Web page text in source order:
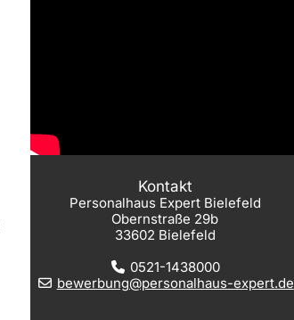
Kontakt
Personalhaus Expert Bielefeld
Obernstraße 29b
33602 Bielefeld
0521-1438000
bewerbung@personalhaus-expert.de